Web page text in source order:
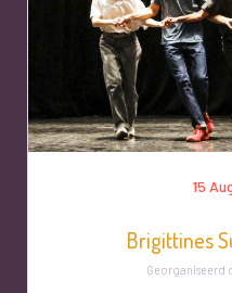
15
Brigittines
Georganiseerd